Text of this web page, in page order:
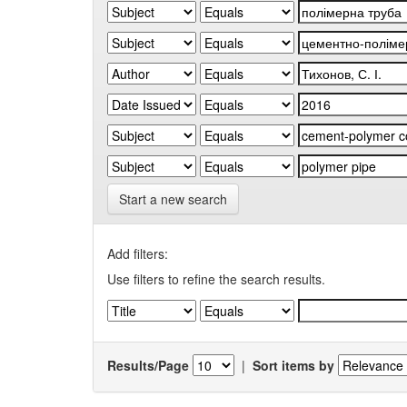
Start a new search
Add filters:
Use filters to refine the search results.
Results/Page | Sort items by